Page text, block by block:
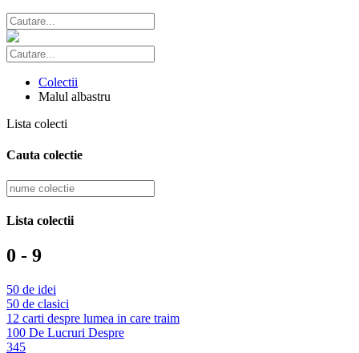
Colectii
Malul albastru
Lista colecti
Cauta colectie
Lista colectii
0 - 9
50 de idei
50 de clasici
12 carti despre lumea in care traim
100 De Lucruri Despre
345